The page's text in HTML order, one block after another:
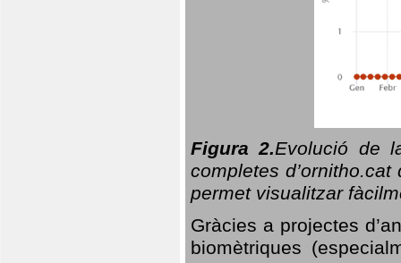
Figura 2.Evolució de
completes
permet visualitzar
Gràcies a projectes
biomètriques